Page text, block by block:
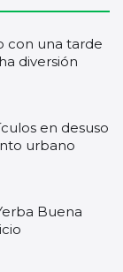
con una tarde
diversión
en desuso
urbano
Buena